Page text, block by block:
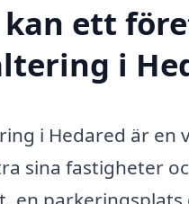
kan ett
i
i Hedared är
sina fastigheter